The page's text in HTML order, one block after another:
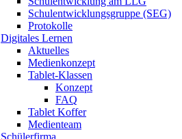
Schulentwicklungsgruppe (SEG)
Protokolle
Digitales Lernen
Aktuelles
Medienkonzept
Tablet-Klassen
Konzept
FAQ
Tablet Koffer
Medienteam
Schülerfirma